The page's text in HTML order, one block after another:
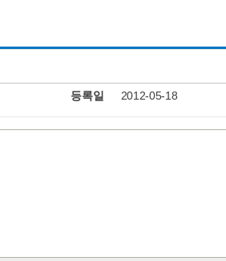
등록일 2012-05-18